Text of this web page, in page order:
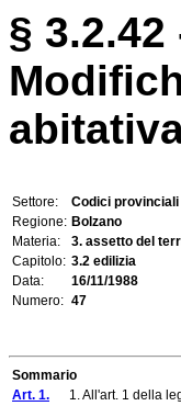
§
Settore:
Codici provinciali
Regione: Bolzano
Materia:
3. assetto del
Capitolo: 3.2 edilizia
Data:
16/11/1988
Numero: 47
Sommario
Art. 1. 1. All'art. 1 della